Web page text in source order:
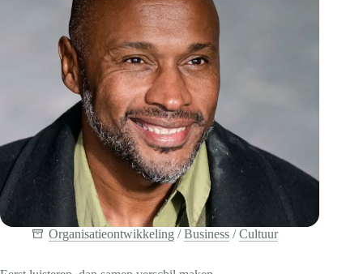
Organisatieontwikkeling /Business /Cultuur